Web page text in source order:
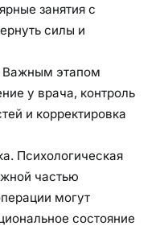
занятия с
силы и
этапом
у врача, контроль
и корректировка
Психологическая
частью
могут
состояние